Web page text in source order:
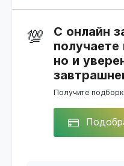
💯
С онлайн
получаете
но и
Получите